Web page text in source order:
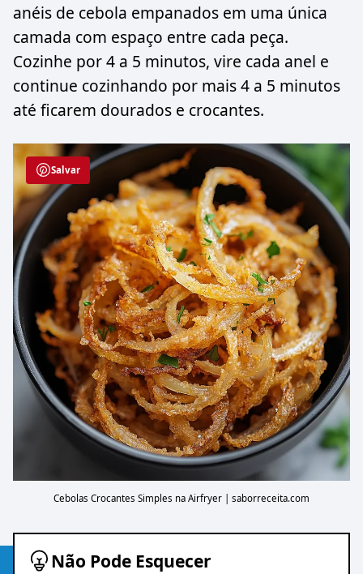
anéis de cebola empanados em uma única
camada com espaço entre cada peça.
Cozinhe por 4 a 5 minutos, vire cada anel e
continue cozinhando por mais 4 a 5 minutos
até ficarem dourados e crocantes.
Salvar
Cebolas Crocantes Simples na Airfryer | saborreceita.com
Não Pode Esquecer